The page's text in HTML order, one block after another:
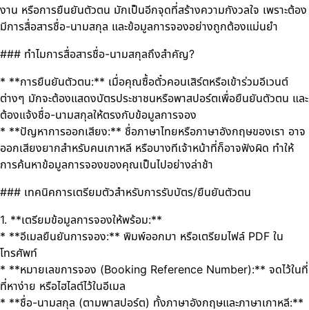
งาน หรือการยืนยันตัวตน มักเป็นอีกจุดที่สร้างความกังวลใจ เพราะต้อง
มีการสื่อสารชื่อ-นามสกุล และข้อมูลการจองอย่างถูกต้องแม่นยำ
### ทำไมการสื่อสารชื่อ-นามสกุลถึงสำคัญ?
* **การยืนยันตัวตน:** เมื่อคุณซื้อตั๋วคอนเสิร์ตหรือเข้าร่วมอีเวนต์
ต่างๆ มักจะต้องแสดงบัตรประชาชนหรือพาสปอร์ตเพื่อยืนยันตัวตน และ
ต้องแจ้งชื่อ-นามสกุลให้ตรงกับข้อมูลการจอง
* **ปัญหาการออกเสียง:** ชื่อภาษาไทยหรือภาษาอังกฤษของเรา อาจ
ออกเสียงยากสำหรับคนเกาหลี หรือบางทีเจ้าหน้าที่ก็อาจฟังผิด ทำให้
การค้นหาข้อมูลการจองของคุณเป็นไปอย่างล่าช้า
### เทคนิคการเตรียมตัวสำหรับการรับบัตร/ยืนยันตัวตน
1. **เตรียมข้อมูลการจองให้พร้อม:**
* **อีเมลยืนยันการจอง:** พิมพ์ออกมา หรือเตรียมไฟล์ PDF ใน
โทรศัพท์
* **หมายเลขการจอง (Booking Reference Number):** จดไว้ในที่
ที่หาง่าย หรือไฮไลต์ไว้ในอีเมล
* **ชื่อ-นามสกุล (ตามพาสปอร์ต) ทั้งภาษาอังกฤษและภาษาเกาหลี:**